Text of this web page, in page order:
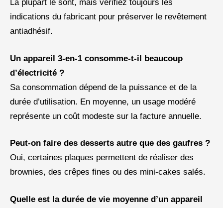
La plupart le sont, mais vérifiez toujours les
indications du fabricant pour préserver le revêtement
antiadhésif.
Un appareil 3-en-1 consomme-t-il beaucoup
d’électricité ?
Sa consommation dépend de la puissance et de la
durée d’utilisation. En moyenne, un usage modéré
représente un coût modeste sur la facture annuelle.
Peut-on faire des desserts autre que des gaufres ?
Oui, certaines plaques permettent de réaliser des
brownies, des crêpes fines ou des mini-cakes salés.
Quelle est la durée de vie moyenne d’un appareil